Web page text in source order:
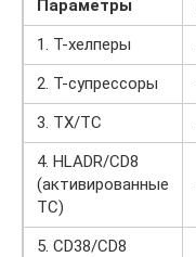
Параметры
1. Т-хелперы
2. Т-супресcоры
3. ТХ/ТС
4. HLADR/CD8
(активированные
ТС)
5. CD38/CD8